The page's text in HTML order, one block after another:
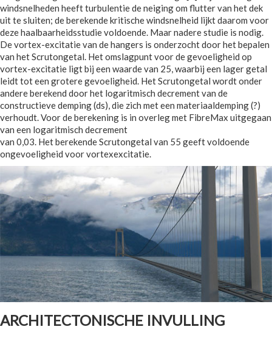
windsnelheden heeft turbulentie de neiging om flutter van het dek
uit te sluiten; de berekende kritische windsnelheid lijkt daarom voor
deze haalbaarheidsstudie voldoende. Maar nadere studie is nodig.
De vortex-excitatie van de hangers is onderzocht door het bepalen
van het Scrutongetal. Het omslagpunt voor de gevoeligheid op
vortex-excitatie ligt bij een waarde van 25, waarbij een lager getal
leidt tot een grotere gevoeligheid. Het Scrutongetal wordt onder
andere berekend door het logaritmisch decrement van de
constructieve demping (ds), die zich met een materiaaldemping (?)
verhoudt. Voor de berekening is in overleg met FibreMax uitgegaan
van een logaritmisch decrement
van 0,03. Het berekende Scrutongetal van 55 geeft voldoende
ongevoeligheid voor vortexexcitatie.
ARCHITECTONISCHE INVULLING